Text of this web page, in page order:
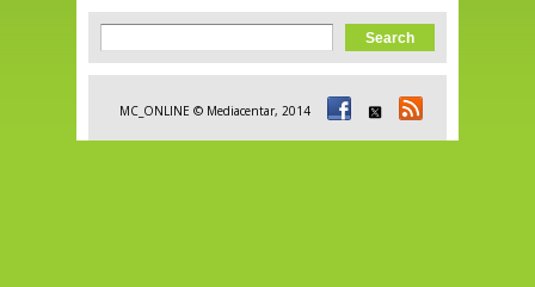
Search form
Search
MC_ONLINE © Mediacentar, 2014